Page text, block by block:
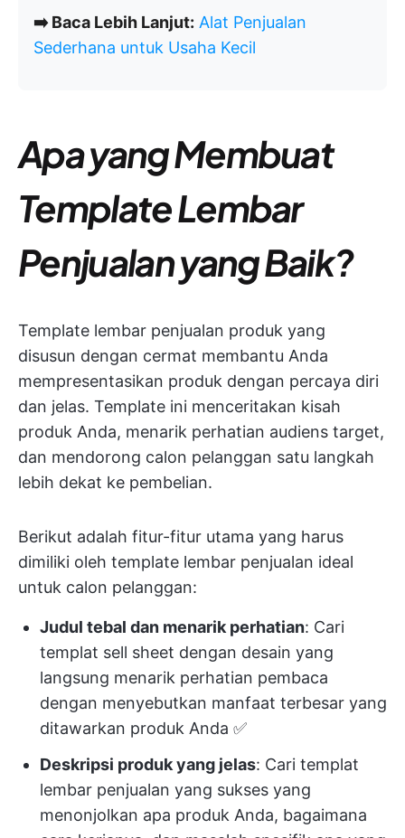
➡️ Baca Lebih Lanjut: Alat Penjualan
Sederhana untuk Usaha Kecil
Apa yang Membuat
Template Lembar
Penjualan yang Baik?
Template lembar penjualan produk yang
disusun dengan cermat membantu Anda
mempresentasikan produk dengan percaya diri
dan jelas. Template ini menceritakan kisah
produk Anda, menarik perhatian audiens target,
dan mendorong calon pelanggan satu langkah
lebih dekat ke pembelian.
Berikut adalah fitur-fitur utama yang harus
dimiliki oleh template lembar penjualan ideal
untuk calon pelanggan:
Judul tebal dan menarik perhatian: Cari
templat sell sheet dengan desain yang
langsung menarik perhatian pembaca
dengan menyebutkan manfaat terbesar yang
ditawarkan produk Anda ✅
Deskripsi produk yang jelas: Cari templat
lembar penjualan yang sukses yang
menonjolkan apa produk Anda, bagaimana